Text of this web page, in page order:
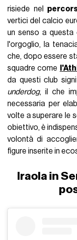
risiede nel
vertici del calcio
un senso a questa
l'orgoglio, la
che, dopo essere
squadre come
da questi club
underdog, il che
necessaria per
volte a superare le
obiettivo, è
volontà di
figure inserite in
Iraola in